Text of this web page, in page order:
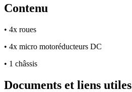
Contenu
• 4x roues
• 4x micro motoréducteurs DC
• 1 châssis
Documents et liens utiles